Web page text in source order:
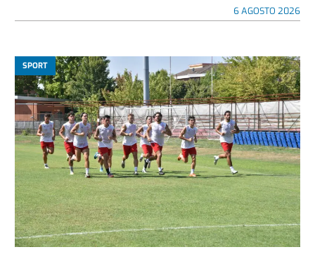
6 AGOSTO 2026
SPORT